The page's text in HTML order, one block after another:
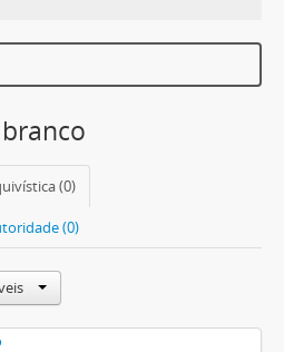
(0)
(0)